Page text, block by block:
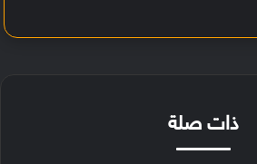
ذات صلة